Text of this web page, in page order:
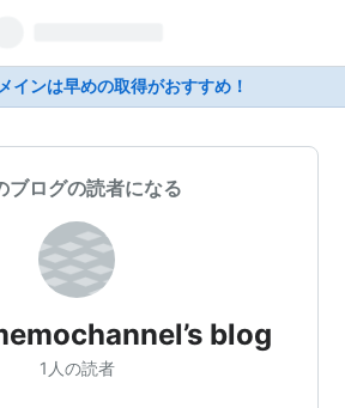
インは早めの取得がおすすめ！
ブログの読者になる
blog
1人の読者